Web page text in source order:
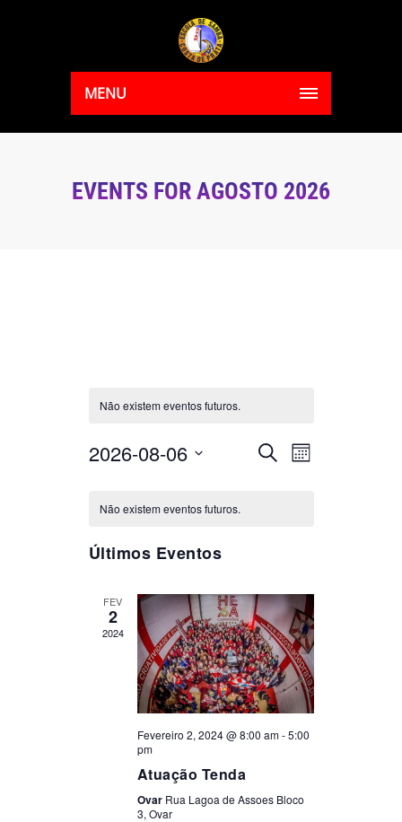
MENU
EVENTS FOR AGOSTO 2026
Não existem eventos futuros.
NAVEGAÇÃO
EVENTOS
PesquisarNAVEGAÇÃO
DE
Mês
2026-08-06
Selecione
DE
EVENTOS
Não existem eventos futuros.
Últimos Eventos
FEV
2
2024
Fevereiro 2, 2024 @ 8:00 am-5:00
pm
Atuação Tenda
Ovar Rua Lagoa de Assoes Bloco
3, Ovar